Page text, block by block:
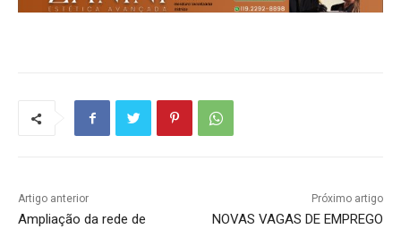
Artigo anterior
Ampliação da rede de
Próximo artigo
NOVAS VAGAS DE EMPREGO